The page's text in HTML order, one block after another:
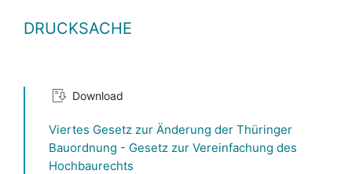
DRUCKSACHE
Download
Viertes Gesetz zur Änderung der Thüringer
Bauordnung - Gesetz zur Vereinfachung des
Hochbaurechts